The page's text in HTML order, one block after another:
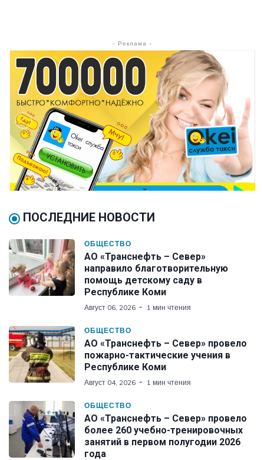
- Реклама -
ПОСЛЕДНИЕ НОВОСТИ
ОБЩЕСТВО
АО «Транснефть – Север»
направило благотворительную
помощь детскому саду в
Республике Коми
Август 06, 2026 1 мин чтения
ОБЩЕСТВО
АО «Транснефть – Север» провело
пожарно-тактические учения в
Республике Коми
Август 04, 2026 1 мин чтения
ОБЩЕСТВО
АО «Транснефть – Север» провело
более 260 учебно-тренировочных
занятий в первом полугодии 2026
года